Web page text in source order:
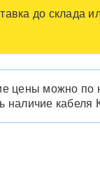
до склада
цены можно по
наличие кабеля